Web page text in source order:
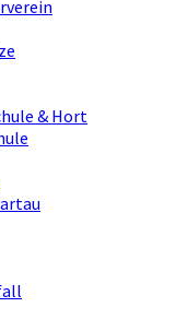
& Hort